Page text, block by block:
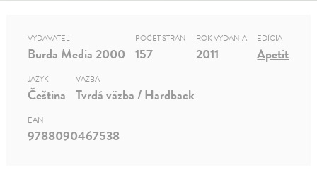
VYDAVATEĽ
Burda Media 2000
POČET STRÁN
157
ROK VYDANIA
2011
EDÍCIA
Apetit
JAZYK
Čeština
VÄZBA
Tvrdá väzba / Hardback
EAN
9788090467538